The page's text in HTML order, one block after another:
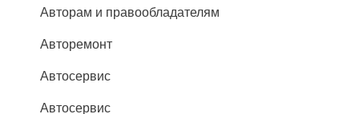
Авторам и правообладателям
Авторемонт
Автосервис
Автосервис